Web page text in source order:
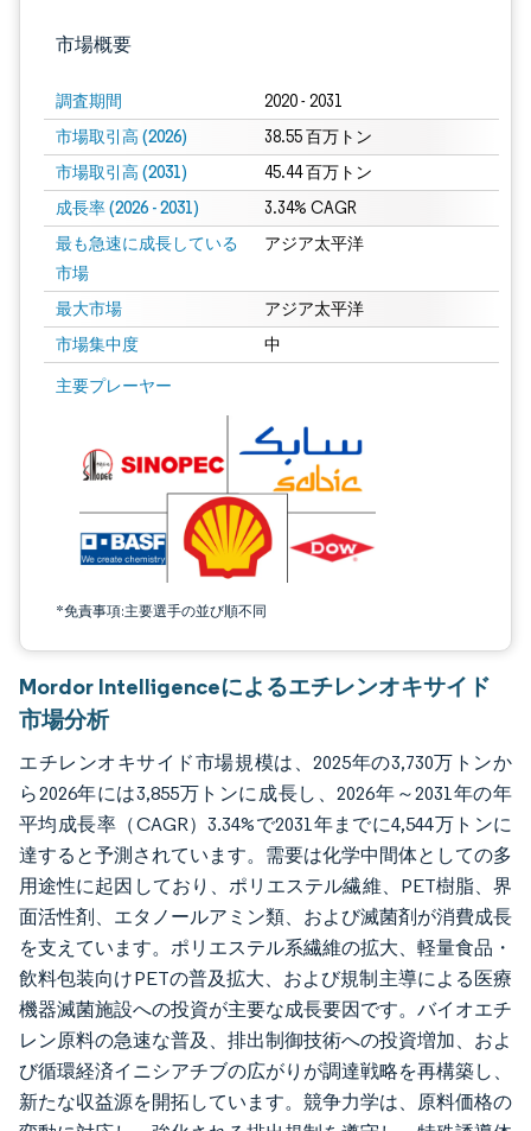
市場概要
調査期間 2020 - 2031
市場取引高 (2026) 38.55 百万トン
市場取引高 (2031) 45.44 百万トン
成長率 (2026 - 2031) 3.34% CAGR
最も急速に成長している
市場
アジア太平洋
最大市場 アジア太平洋
市場集中度 中
主要プレーヤー
*免責事項:主要選手の並び順不同
画像 © Mordor Intelligence。再利用にはCC BY 4.0の表示が必要です。
Mordor Intelligenceによるエチレンオキサイド
市場分析
エチレンオキサイド市場規模は、2025年の3,730万トンか
ら2026年には3,855万トンに成長し、2026年～2031年の年
平均成長率（CAGR）3.34%で2031年までに4,544万トンに
達すると予測されています。需要は化学中間体としての多
用途性に起因しており、ポリエステル繊維、PET樹脂、界
面活性剤、エタノールアミン類、および滅菌剤が消費成長
を支えています。ポリエステル系繊維の拡大、軽量食品・
飲料包装向けPETの普及拡大、および規制主導による医療
機器滅菌施設への投資が主要な成長要因です。バイオエチ
レン原料の急速な普及、排出制御技術への投資増加、およ
び循環経済イニシアチブの広がりが調達戦略を再構築し、
新たな収益源を開拓しています。競争力学は、原料価格の